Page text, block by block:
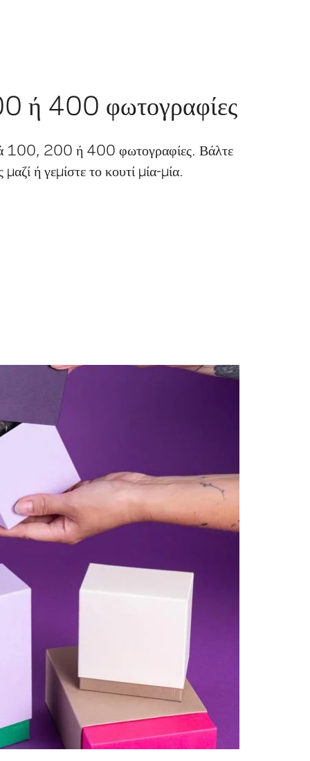
ή 400 φωτογραφίες
100, 200 ή 400 φωτογραφίες. Βάλτε
μαζί ή γεμίστε το κουτί μία-μία.